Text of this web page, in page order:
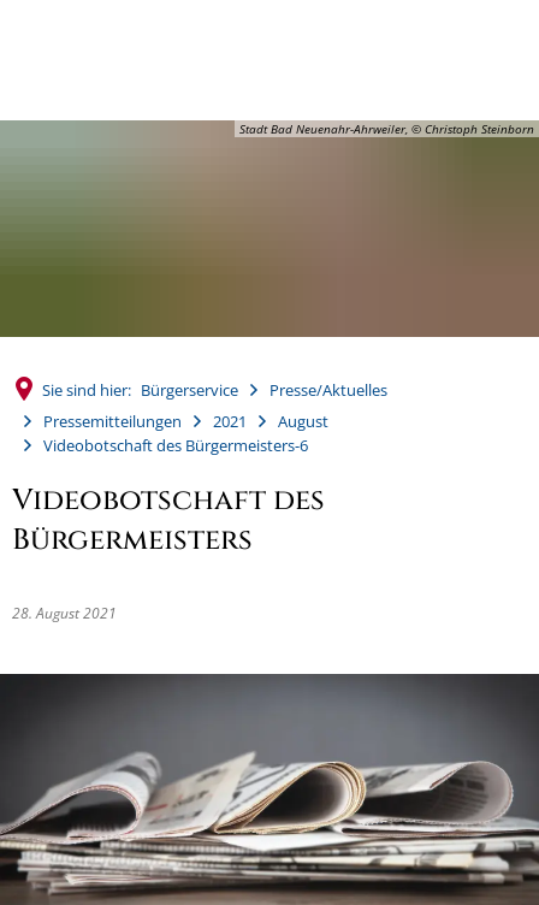
Stadt Bad Neuenahr-Ahrweiler, © Christoph Steinborn
Sie sind hier: Bürgerservice
Presse/Aktuelles
Pressemitteilungen
2021
August
Videobotschaft des Bürgermeisters-6
Videobotschaft des
Bürgermeisters
28. August 2021